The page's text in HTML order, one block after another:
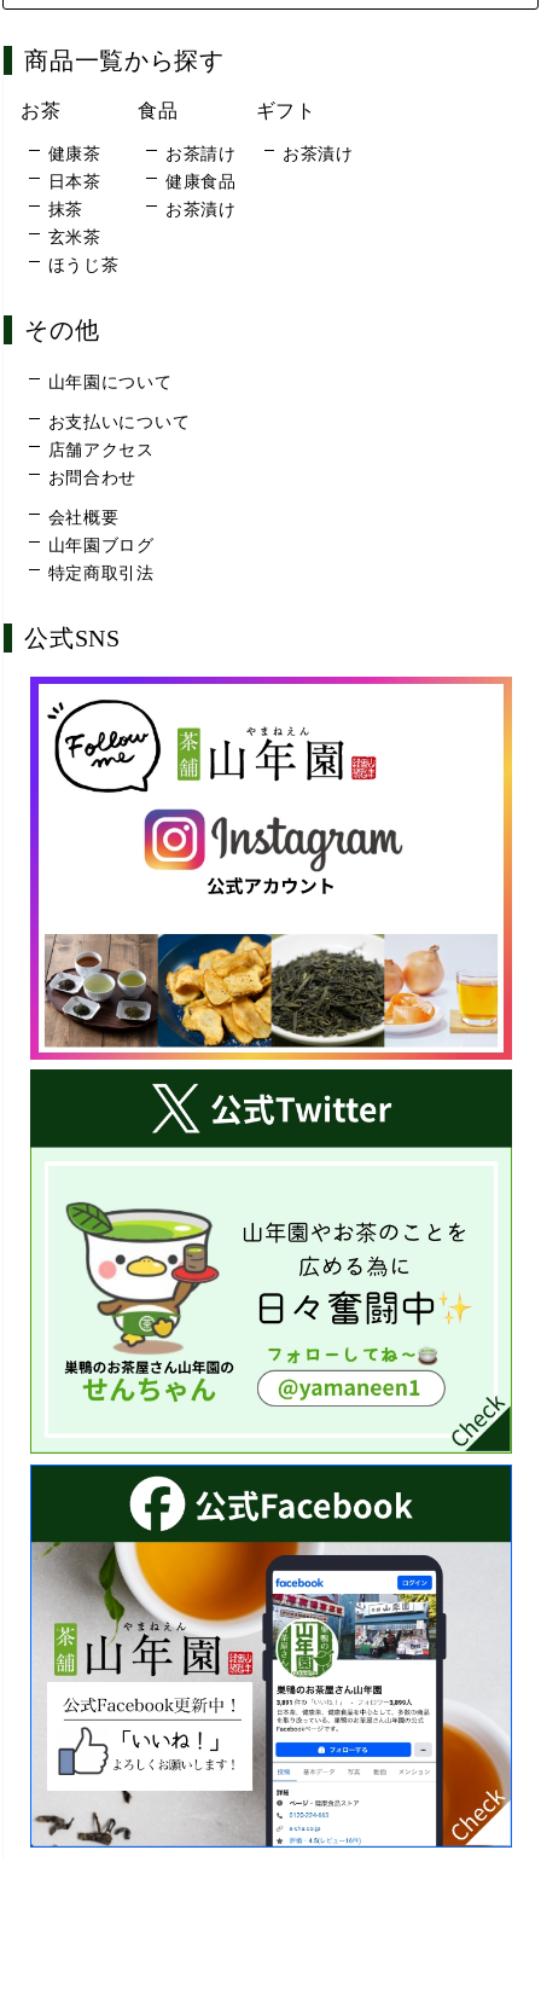
商品一覧から探す
お茶
健康茶
日本茶
抹茶
玄米茶
ほうじ茶
食品
お茶請け
健康食品
お茶漬け
ギフト
お茶漬け
その他
山年園について
お支払いについて
店舗アクセス
お問合わせ
会社概要
山年園ブログ
特定商取引法
公式SNS